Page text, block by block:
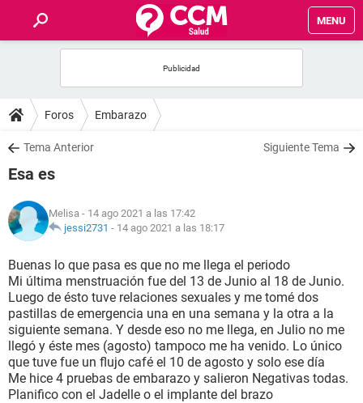
MENU
FOROS
SALUD
NUTRICIÓN
BIENESTAR
SEXUALIDAD
GLOSARIO
Foros Embarazo
Tema Anterior Siguiente Tema
Esa es
Melisa - 14 ago 2021 a las 17:42
jessi2731 - 14 ago 2021 a las 18:17
Buenas lo que pasa es que no me llega el periodo
Mi última menstruación fue del 13 de Junio al 18 de Junio.
Luego de ésto tuve relaciones sexuales y me tomé dos
pastillas de emergencia una en una semana y la otra a la
siguiente semana. Y desde eso no me llega, en Julio no me
llegó y éste mes (agosto) tampoco me ha venido. Lo único
que tuve fue un flujo café el 10 de agosto y solo ese día
Me hice 4 pruebas de embarazo y salieron Negativas todas.
Planifico con el Jadelle o el implante del brazo